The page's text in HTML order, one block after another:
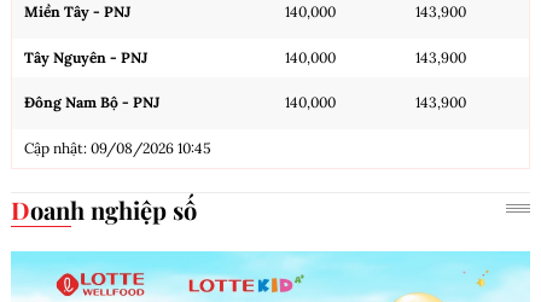
Miền Tây - PNJ 140,000 143,900
Tây Nguyên - PNJ 140,000 143,900
Đông Nam Bộ - PNJ 140,000 143,900
Cập nhật: 09/08/2026 10:45
Doanh nghiệp số